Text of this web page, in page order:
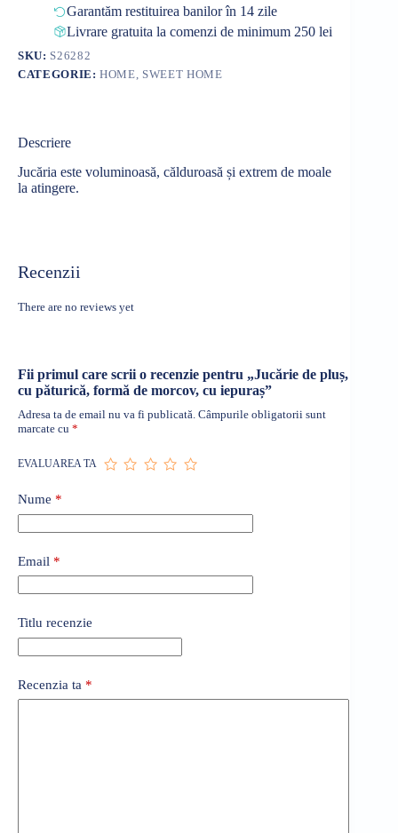
Garantăm restituirea banilor în 14 zile
Livrare gratuita la comenzi de minimum 250 lei
SKU: S26282
CATEGORIE:HOME, SWEET HOME
Descriere
Jucăria este voluminoasă, călduroasă și extrem de moale
la atingere.
Recenzii
There are no reviews yet
Fii primul care scrii o recenzie pentru „Jucărie de pluș,
cu păturică, formă de morcov, cu iepuraș”
Adresa ta de email nu va fi publicată. Câmpurile obligatorii sunt
marcate cu *
EVALUAREA TA
Nume *
Email *
Titlu recenzie
Recenzia ta *